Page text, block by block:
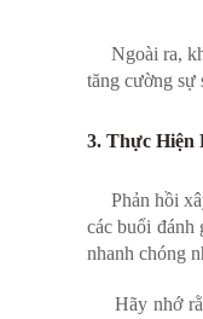
Ngoài ra, khi
tăng cường sự
3. Thực Hiện
Phản hồi
các buổi đánh
nhanh chóng
Hãy nhớ